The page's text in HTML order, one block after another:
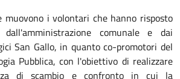
muovono i volontari che hanno risposto
comunale e dai
San Gallo, in quanto co-promotori del
Pubblica, con l'obiettivo di realizzare
di scambio e confronto in cui la